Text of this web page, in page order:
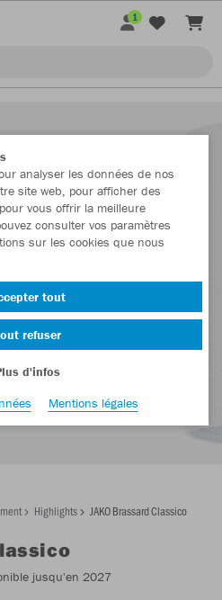
1
Highlights JAKO Brassard Classico
jusqu'en 2027
analyser les données de nos
site web, pour afficher des
vous offrir la meilleure
consulter vos paramètres
sur les cookies que nous
tout
refuser
d'infos
Mentions légales